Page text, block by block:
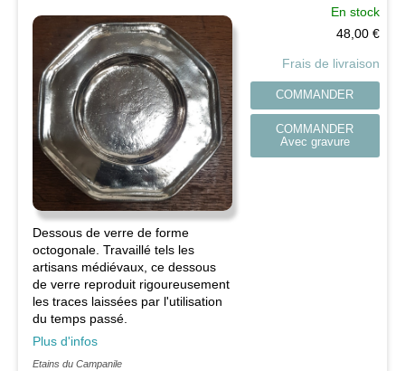
Dessous de verre de forme
octogonale. Travaillé tels les
artisans médiévaux, ce dessous
de verre reproduit rigoureusement
les traces laissées par l'utilisation
du temps passé.
Plus d'infos
Etains du Campanile
En stock
48,00 €
Frais de livraison
COMMANDER
COMMANDER
Avec gravure